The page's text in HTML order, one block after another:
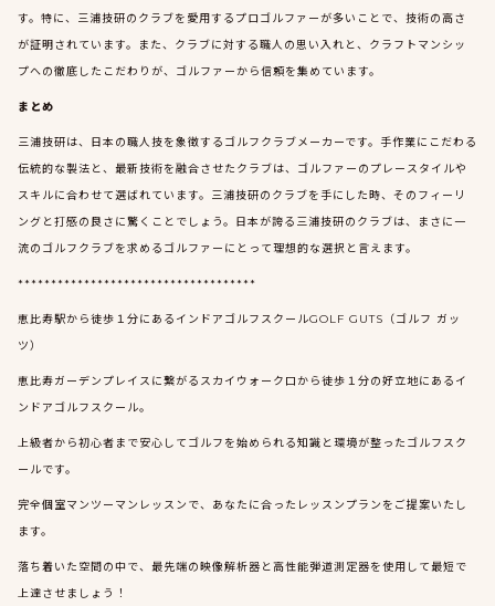
す。特に、三浦技研のクラブを愛用するプロゴルファーが多いことで、技術の高さ
が証明されています。また、クラブに対する職人の思い入れと、クラフトマンシッ
プへの徹底したこだわりが、ゴルファーから信頼を集めています。
まとめ
三浦技研は、日本の職人技を象徴するゴルフクラブメーカーです。手作業にこだわる
伝統的な製法と、最新技術を融合させたクラブは、ゴルファーのプレースタイルや
スキルに合わせて選ばれています。三浦技研のクラブを手にした時、そのフィーリ
ングと打感の良さに驚くことでしょう。日本が誇る三浦技研のクラブは、まさに一
流のゴルフクラブを求めるゴルファーにとって理想的な選択と言えます。
************************************
恵比寿駅から徒歩１分にあるインドアゴルフスクールGOLF GUTS（ゴルフ ガッ
ツ）
恵比寿ガーデンプレイスに繋がるスカイウォーク口から徒歩１分の好立地にあるイ
ンドアゴルフスクール。
上級者から初心者まで安心してゴルフを始められる知識と環境が整ったゴルフスク
ールです。
完全個室マンツーマンレッスンで、あなたに合ったレッスンプランをご提案いたし
ます。
落ち着いた空間の中で、最先端の映像解析器と高性能弾道測定器を使用して最短で
上達させましょう！